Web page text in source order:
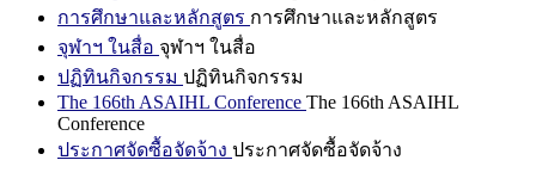
การศึกษาและหลักสูตร การศึกษาและหลักสูตร
จุฬาฯ ในสื่อ จุฬาฯ ในสื่อ
ปฏิทินกิจกรรม ปฏิทินกิจกรรม
The 166th ASAIHL Conference The 166th ASAIHL
Conference
ประกาศจัดซื้อจัดจ้าง ประกาศจัดซื้อจัดจ้าง